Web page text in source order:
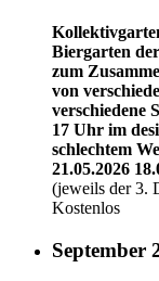
Biergarten
zum
von
verschiedene
17 Uhr im
schlechtem
21.05.2026
(jeweils der 3.
Kostenlos
September